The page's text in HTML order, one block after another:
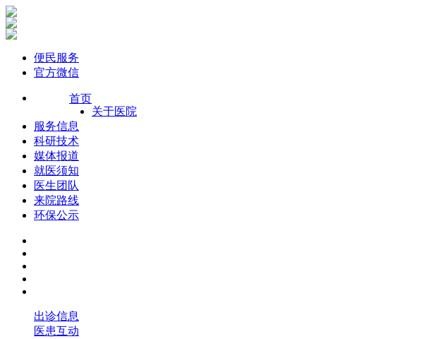
便民服务
官方微信
首页
关于医院
服务信息
科研技术
媒体报道
就医须知
医生团队
来院路线
环保公示
出诊信息
医患互动